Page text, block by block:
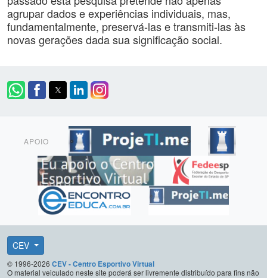
agrupar dados e experiências individuais, mas,
fundamentalmente, preservá-las e transmiti-las às
novas gerações dada sua significação social.
APOIO
CEV
© 1996-2026 CEV - Centro Esportivo Virtual
O material veiculado neste site poderá ser livremente distribuído para fins não